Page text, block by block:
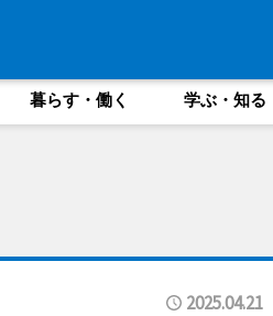
暮らす・働く 学ぶ・知る
2025.04.21